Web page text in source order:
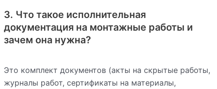
3. Что такое исполнительная
документация на монтажные работы и
зачем она нужна?
Это комплект документов (акты на скрытые работы,
журналы работ, сертификаты на материалы,